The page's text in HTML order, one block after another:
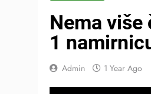
Nema više
1
Admin 1 Year Ago